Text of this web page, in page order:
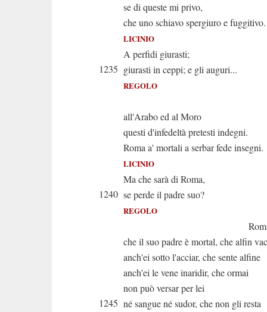
se di queste mi privo,
che uno schiavo spergiuro e fuggitivo.
LICINIO
A perfidi giurasti;
1235 giurasti in ceppi; e gli auguri...
REGOLO
Eh
all'Arabo ed al Moro
questi d'infedeltà pretesti indegni.
Roma a' mortali a serbar fede insegni.
LICINIO
Ma che sarà di Roma,
1240 se perde il padre suo?
REGOLO
Roma
che il suo padre è mortal, che alfin
anch'ei sotto l'acciar, che sente alfine
anch'ei le vene inaridir, che ormai
non può versar per lei
1245 né sangue né sudor, che non gli resta